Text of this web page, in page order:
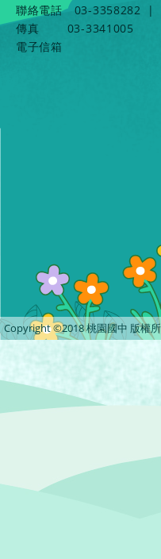
聯絡電話
03-3358282
|
傳真
03-3341005
電子信箱
Copyright ©2018 桃園國中 版權